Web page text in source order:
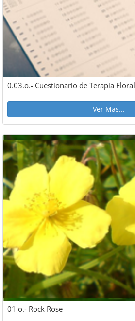
0.03.o.- Cuestionario de Terapia Floral
Ver Mas...
01.o.- Rock Rose